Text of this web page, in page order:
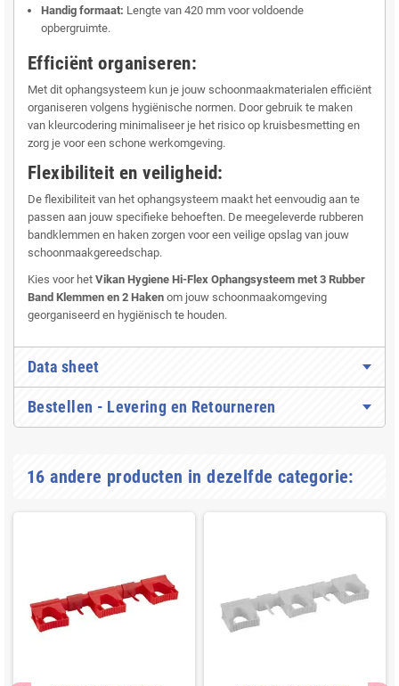
Handig formaat: Lengte van 420 mm voor voldoende
opbergruimte.
Efficiënt organiseren:
Met dit ophangsysteem kun je jouw schoonmaakmaterialen efficiënt
organiseren volgens hygiënische normen. Door gebruik te maken
van kleurcodering minimaliseer je het risico op kruisbesmetting en
zorg je voor een schone werkomgeving.
Flexibiliteit en veiligheid:
De flexibiliteit van het ophangsysteem maakt het eenvoudig aan te
passen aan jouw specifieke behoeften. De meegeleverde rubberen
bandklemmen en haken zorgen voor een veilige opslag van jouw
schoonmaakgereedschap.
Kies voor het Vikan Hygiene Hi-Flex Ophangsysteem met 3 Rubber
Band Klemmen en 2 Haken om jouw schoonmaakomgeving
georganiseerd en hygiënisch te houden.
Data sheet
Bestellen - Levering en Retourneren
16 andere producten in dezelfde categorie: